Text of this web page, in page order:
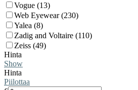
Vogue (13)
Web Eyewear (230)
Yalea (8)
Zadig and Voltaire (110)
Zeiss (49)
Hinta
Show
Hinta
Piilottaa